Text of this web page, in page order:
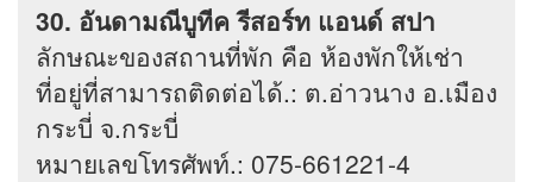
30. อันดามณีบูทีค รีสอร์ท แอนด์ สปา
ลักษณะของสถานที่พัก คือ ห้องพักให้เช่า
ที่อยู่ที่สามารถติดต่อได้.: ต.อ่าวนาง อ.เมือง
กระบี่ จ.กระบี่
หมายเลขโทรศัพท์.: 075-661221-4